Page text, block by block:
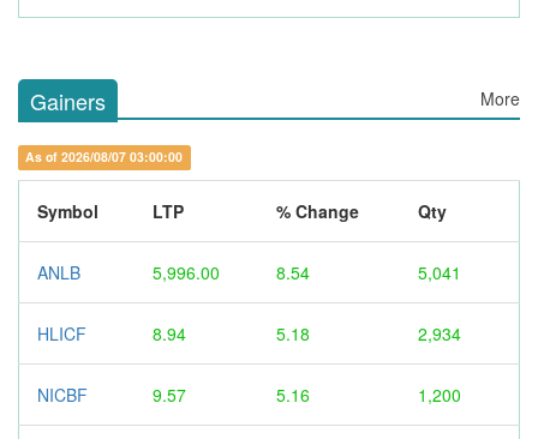
Gainers More
As of 2026/08/07 03:00:00
Symbol LTP % Change Qty
ANLB 5,996.00 8.54 5,041
HLICF 8.94 5.18 2,934
NICBF 9.57 5.16 1,200